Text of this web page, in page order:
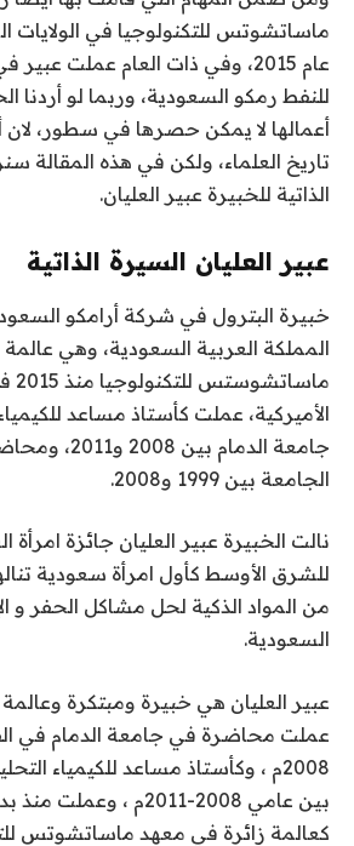
ماساتشوتس للتكنولوجيا في الولايات
عام 2015، وفي ذات العام عملت
للنفط رمكو السعودية، وربما لو
أعمالها لا يمكن حصرها في سطور،
تاريخ العلماء، ولكن في هذه المقالة
الذاتية للخبيرة عبير العليان.
عبير العليان السيرة الذاتية
المملكة العربية السعودية، وهي
الأميركية، عملت كأستاذ مساعد
جامعة الدمام بين
الجامعة بين 1999 و2008.
نالت الخبيرة عبير العليان جائزة امرأة
للشرق الأوسط كأول امرأة سعودية
من المواد الذكية لحل مشاكل الحفر و
السعودية.
عبير العليان هي خبيرة ومبتكرة
2008م ، وكأستاذ مساعد للكيمياء
كعالمة زائرة في معهد ماساتشوتس